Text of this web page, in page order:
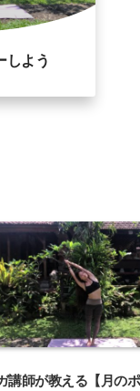
しよう
講師が教える【月の